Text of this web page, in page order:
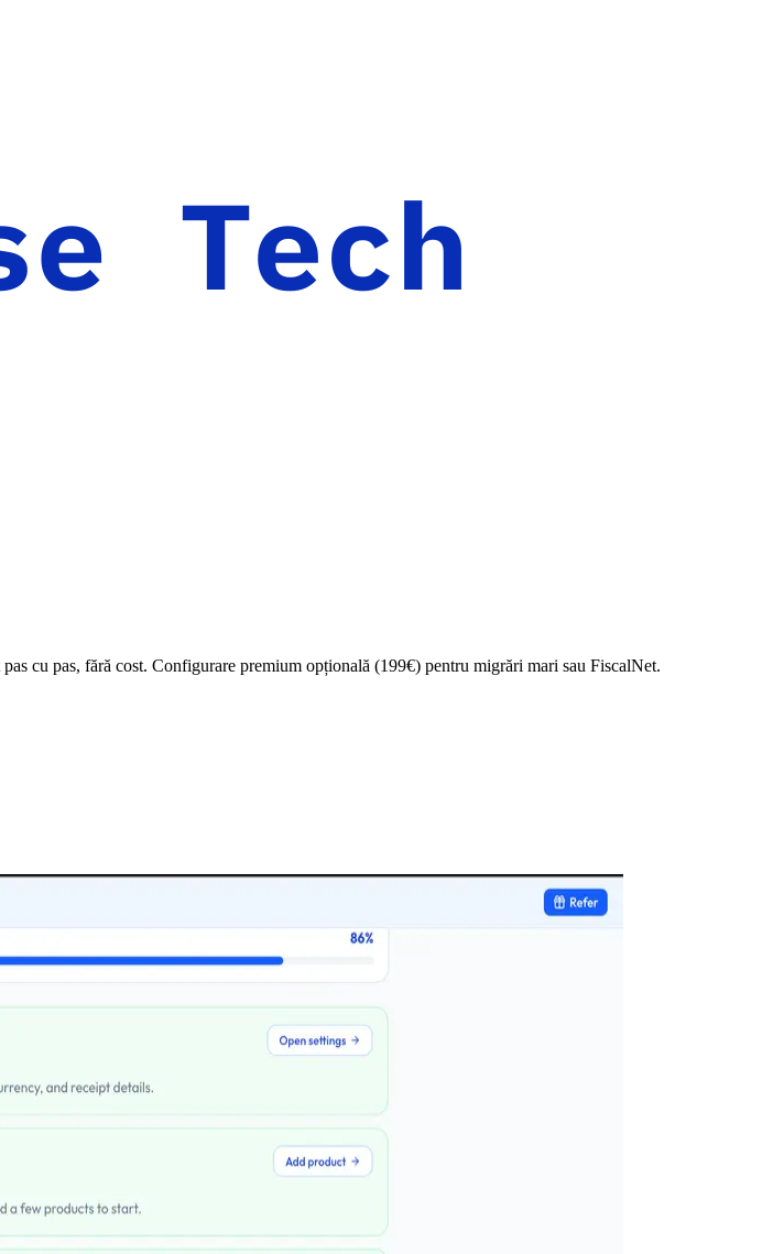
cu pas, fără cost. Configurare premium opțională (199€) pentru migrări mari sau FiscalNet.